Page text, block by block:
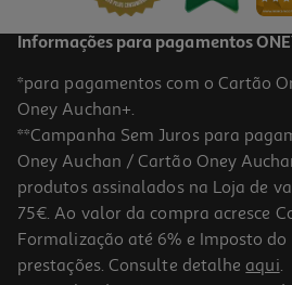
Informações para pagamentos
*para pagamentos com o Cartão
Oney Auchan+.
**Campanha Sem Juros para
Oney Auchan / Cartão Oney
produtos assinalados na Loja de
75€. Ao valor da compra acresce
Formalização até 6% e Imposto
prestações. Consulte detalhe aqui.